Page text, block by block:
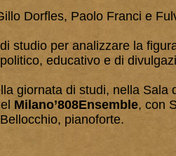
Dorfles, Paolo Franci e
studio per analizzare la
educativo e di
giornata di studi, nella
Milano’808Ensemble, con
pianoforte.